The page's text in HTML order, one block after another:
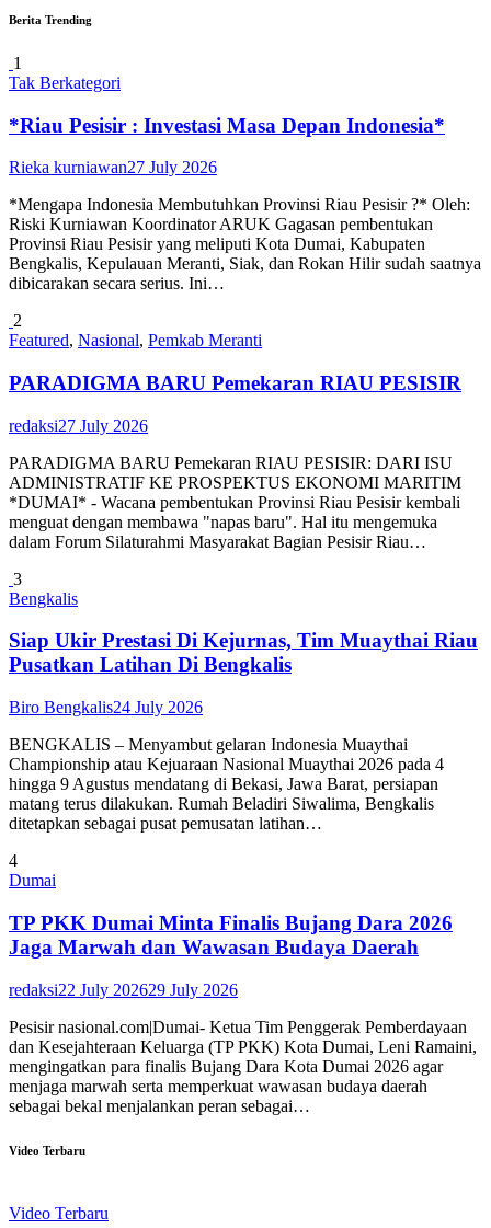
Berita Trending
1
Tak Berkategori
*Riau Pesisir : Investasi Masa Depan Indonesia*
Rieka kurniawan27 July 2026
*Mengapa Indonesia Membutuhkan Provinsi Riau Pesisir ?* Oleh:
Riski Kurniawan Koordinator ARUK Gagasan pembentukan
Provinsi Riau Pesisir yang meliputi Kota Dumai, Kabupaten
Bengkalis, Kepulauan Meranti, Siak, dan Rokan Hilir sudah saatnya
dibicarakan secara serius. Ini…
2
Featured, Nasional, Pemkab Meranti
PARADIGMA BARU Pemekaran RIAU PESISIR
redaksi27 July 2026
PARADIGMA BARU Pemekaran RIAU PESISIR: DARI ISU
ADMINISTRATIF KE PROSPEKTUS EKONOMI MARITIM
*DUMAI* - Wacana pembentukan Provinsi Riau Pesisir kembali
menguat dengan membawa "napas baru". Hal itu mengemuka
dalam Forum Silaturahmi Masyarakat Bagian Pesisir Riau…
3
Bengkalis
Siap Ukir Prestasi Di Kejurnas, Tim Muaythai Riau
Pusatkan Latihan Di Bengkalis
Biro Bengkalis24 July 2026
BENGKALIS – Menyambut gelaran Indonesia Muaythai
Championship atau Kejuaraan Nasional Muaythai 2026 pada 4
hingga 9 Agustus mendatang di Bekasi, Jawa Barat, persiapan
matang terus dilakukan. Rumah Beladiri Siwalima, Bengkalis
ditetapkan sebagai pusat pemusatan latihan…
4
Dumai
TP PKK Dumai Minta Finalis Bujang Dara 2026
Jaga Marwah dan Wawasan Budaya Daerah
redaksi22 July 202629 July 2026
Pesisir nasional.com|Dumai- Ketua Tim Penggerak Pemberdayaan
dan Kesejahteraan Keluarga (TP PKK) Kota Dumai, Leni Ramaini,
mengingatkan para finalis Bujang Dara Kota Dumai 2026 agar
menjaga marwah serta memperkuat wawasan budaya daerah
sebagai bekal menjalankan peran sebagai…
Video Terbaru
Video Terbaru